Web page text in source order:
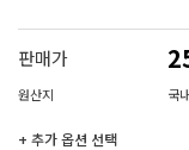
판매가
원산지 국
+ 추가 옵션 선택